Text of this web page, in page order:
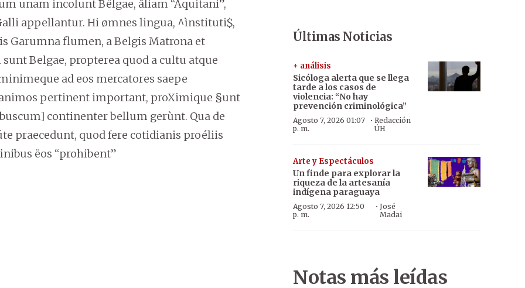
unam incolunt Bëlgae, åliam “Aquitani”,
appellantur. Hi ømnes lingua, ^ìnstituti$,
Garumna flumen, a Belgis Matrona et
Belgae, propterea quod a cultu atque
ad eos mercatores saepe
pertinent important, proXimique §unt
continenter bellum gerùnt. Qua de
praecedunt, quod fere cotidianis proéliis
ëos “prohibent”
Últimas Noticias
+ análisis
Sicóloga alerta que se llega
tarde a los casos de
violencia: “No hay
prevención criminológica”
Agosto 7, 2026 01:07
p. m.
·Redacción
ÚH
Arte y Espectáculos
Un finde para explorar la
riqueza de la artesanía
indígena paraguaya
Agosto 7, 2026 12:50
p. m.
·José
Madai
Notas más leídas